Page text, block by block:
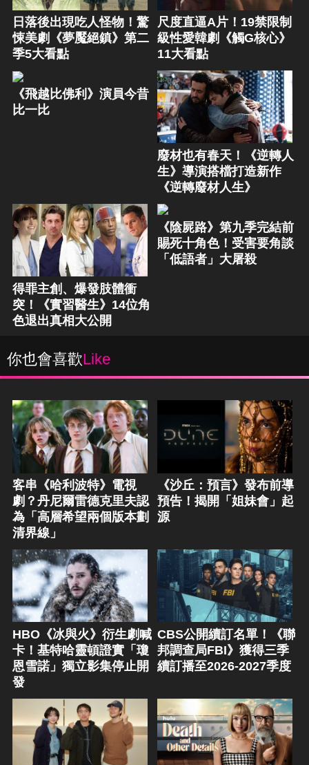
日落後出現吃人怪物！驚
悚美劇《夢魘絕鎮》第二
季5大看點
尺度直逼A片！19禁限制
級性愛韓劇《觸G核心》
11大看點
《飛越比佛利》演員今昔
比一比
廢材也有春天！《逆轉人
生》導演搭檔打造新作
《逆轉廢材人生》
得罪主創、爆發肢體衝
突！《實習醫生》14位角
色退出真相大公開
《陰屍路》第九季完結前
賜死十角色！受害要角談
「低語者」大屠殺
你也會喜歡Like
客串《哈利波特》電視
劇？丹尼爾雷德克里夫認
為「高層希望兩個版本劃
清界線」
《沙丘：預言》發布前導
預告！揭開「姐妹會」起
源
HBO《冰與火》衍生劇喊
卡！基特哈靈頓證實「瓊
恩雪諾」獨立影集停止開
發
CBS公開續訂名單！《聯
邦調查局FBI》獲得三季
續訂播至2026-2027季度